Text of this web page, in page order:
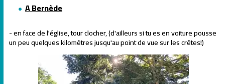
A Bernède
- en face de l'église, tour clocher, (d'ailleurs si tu es en voiture pousse
un peu quelques kilomètres jusqu'au point de vue sur les crêtes!)